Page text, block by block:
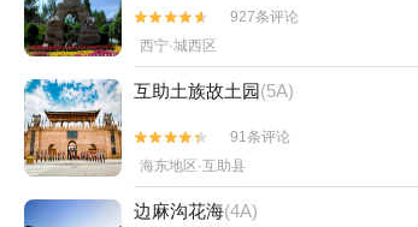


927条评论
西宁·城西区
互助土族故土园(5A)


91条评论
海东地区·互助县
边麻沟花海(4A)